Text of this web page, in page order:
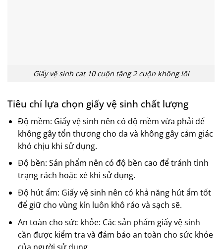
Giấy vệ sinh cat 10 cuộn tặng 2 cuộn không lõi
Tiêu chí lựa chọn giấy vệ sinh chất lượng
Độ mềm: Giấy vệ sinh nên có độ mềm vừa phải để
không gây tổn thương cho da và không gây cảm giác
khó chịu khi sử dụng.
Độ bền: Sản phẩm nên có độ bền cao để tránh tình
trạng rách hoặc xé khi sử dụng.
Độ hút ẩm: Giấy vệ sinh nên có khả năng hút ẩm tốt
để giữ cho vùng kín luôn khô ráo và sạch sẽ.
An toàn cho sức khỏe: Các sản phẩm giấy vệ sinh
cần được kiểm tra và đảm bảo an toàn cho sức khỏe
của người sử dụng.